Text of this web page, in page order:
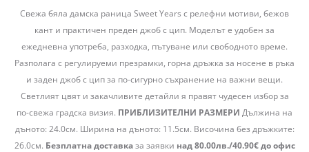
Свежа бяла дамска раница Sweet Years с релефни мотиви, бежов
кант и практичен преден джоб с цип. Моделът е удобен за
ежедневна употреба, разходка, пътуване или свободното време.
Разполага с регулируеми презрамки, горна дръжка за носене в ръка
и заден джоб с цип за по-сигурно съхранение на важни вещи.
Светлият цвят и закачливите детайли я правят чудесен избор за
по-свежа градска визия. ПРИБЛИЗИТЕЛНИ РАЗМЕРИ Дължина на
дъното: 24.0см. Ширина на дъното: 11.5см. Височина без дръжките:
26.0см. Безплатна доставказа заявки над 80.00лв./40.90€ до офис